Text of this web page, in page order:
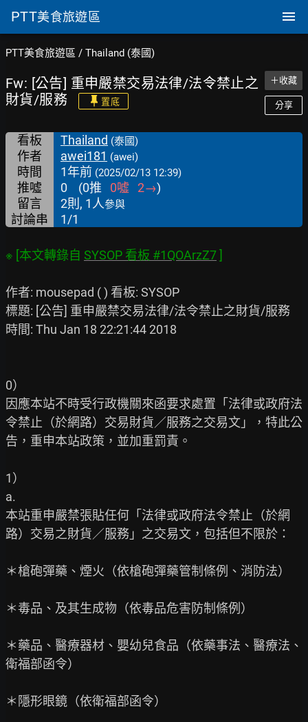
PTT美食旅遊區
PTT美食旅遊區 / Thailand (泰國)
Fw: [公告] 重申嚴禁交易法律/法令禁止之
財貨/服務
置底
＋收藏
分享
看板 Thailand (泰國)
作者 awei181 (awei)
時間 1年前 (2025/02/13 12:39)
推噓 0 (0推 0噓 2→)
留言
2則, 1人參與
討論串 1/1
※ [本文轉錄自 SYSOP 看板 #1QOArzZ7
作者: mousepad ( ) 看板: SYSOP
標題: [公告] 重申嚴禁交易法律/法令禁止之財貨/服務
時間: Thu Jan 18 22:21:44 2018
0）
因應本站不時受行政機關來函要求處置「法律或政府法
令禁止（於網路）交易財貨／服務之交易文」，特此公
告，重申本站政策，並加重罰責。
1）
a.
本站重申嚴禁張貼任何「法律或政府法令禁止（於網
路）交易之財貨／服務」之交易文，包括但不限於：
＊槍砲彈藥、煙火（依槍砲彈藥管制條例、消防法）
＊毒品、及其生成物（依毒品危害防制條例）
＊藥品、醫療器材、嬰幼兒食品（依藥事法、醫療法、
衛福部函令）
＊隱形眼鏡（依衛福部函令）